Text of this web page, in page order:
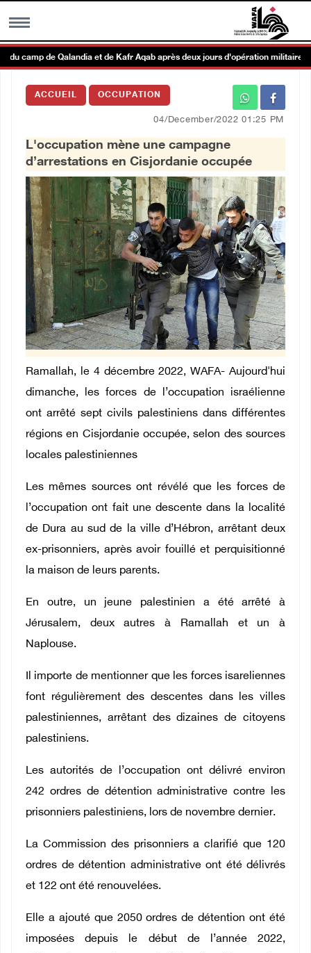
MENU
Galerie d’images
Centre palestinien
العربية
English
camp de Qalandia et de Kafr Aqab après deux jours d'opération militaire
ACCUEIL OCCUPATION
04/December/2022 01:25 PM
L'occupation mène une campagne
d’arrestations en Cisjordanie occupée
Ramallah, le 4 décembre 2022, WAFA- Aujourd'hui
dimanche, les forces de l’occupation israélienne
ont arrêté sept civils palestiniens dans différentes
régions en Cisjordanie occupée, selon des sources
locales palestiniennes
Les mêmes sources ont révélé que les forces de
l’occupation ont fait une descente dans la localité
de Dura au sud de la ville d’Hébron, arrêtant deux
ex-prisonniers, après avoir fouillé et perquisitionné
la maison de leurs parents.
En outre, un jeune palestinien a été arrêté à
Jérusalem, deux autres à Ramallah et un à
Naplouse.
Il importe de mentionner que les forces isareliennes
font régulièrement des descentes dans les villes
palestiniennes, arrêtant des dizaines de citoyens
palestiniens.
Les autorités de l’occupation ont délivré environ
242 ordres de détention administrative contre les
prisonniers palestiniens, lors de novembre dernier.
La Commission des prisonniers a clarifié que 120
ordres de détention administrative ont été délivrés
et 122 ont été renouvelées.
Elle a ajouté que 2050 ordres de détention ont été
imposées depuis le début de l’année 2022,